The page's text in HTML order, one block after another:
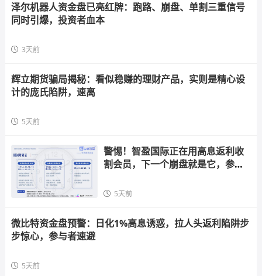
泽尔机器人资金盘已亮红牌：跑路、崩盘、单割三重信号
同时引爆，投资者血本
3天前
辉立期货骗局揭秘：看似稳赚的理财产品，实则是精心设
计的庞氏陷阱，速离
5天前
警惕！智盈国际正在用高息返利收
割会员，下一个崩盘就是它，参与
5天前
微比特资金盘预警：日化1%高息诱惑，拉人头返利陷阱步
步惊心，参与者速避
5天前